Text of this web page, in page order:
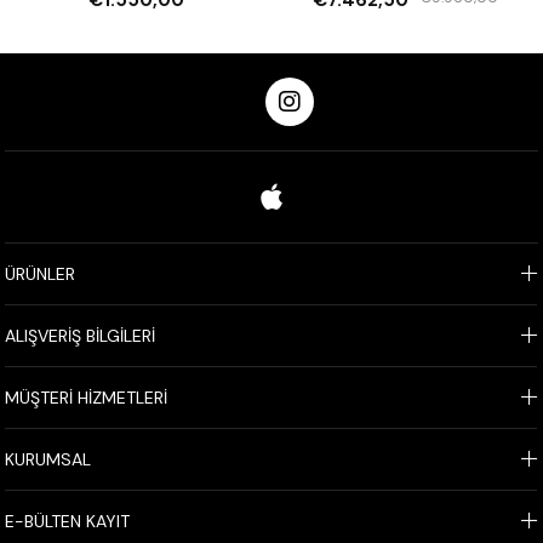
ÜRÜNLER
ALIŞVERİŞ BİLGİLERİ
MÜŞTERİ HİZMETLERİ
KURUMSAL
E-BÜLTEN KAYIT